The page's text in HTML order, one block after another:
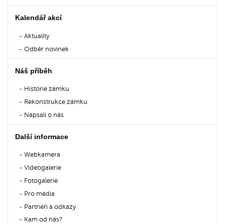
Kalendář akcí
Aktuality
Odběr novinek
Náš příběh
Historie zámku
Rekonstrukce zámku
Napsali o nás
Další informace
Webkamera
Videogalerie
Fotogalerie
Pro média
Partneři a odkazy
Kam od nás?